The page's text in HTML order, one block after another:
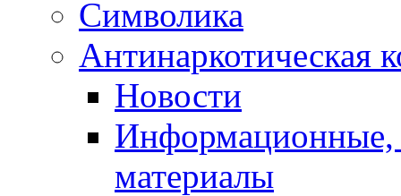
Символика
Антинаркотическая
Новости
Информационные,
материалы